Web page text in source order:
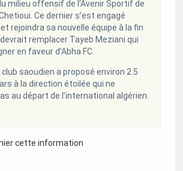
milieu offensif de l’Avenir Sportif de
Ce dernier s’est engagé
rejoindra sa nouvelle équipe à la fin
remplacer Tayeb Meziani qui
en faveur d’Abha FC.
club saoudien a proposé environ 2.5
à la direction étoilée qui ne
au départ de l’international algérien.
cette information